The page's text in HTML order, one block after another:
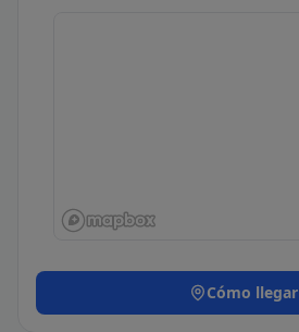
Cómo llegar